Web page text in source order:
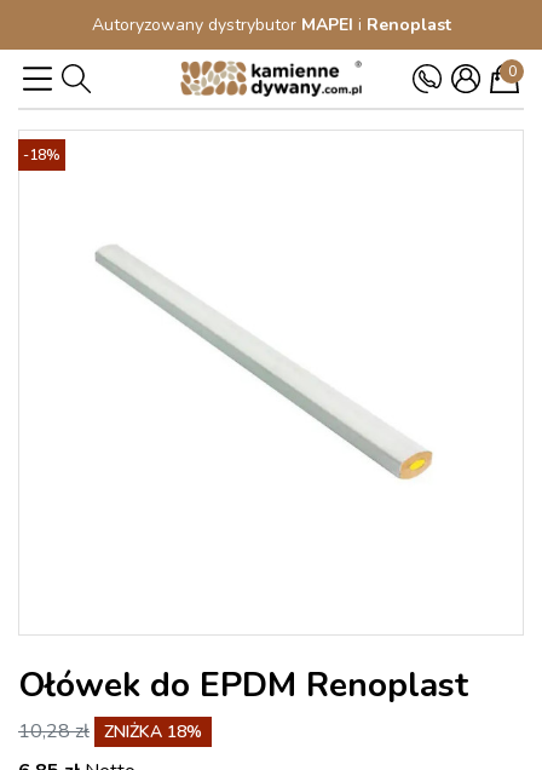
Autoryzowany dystrybutor MAPEI i Renoplast
0
-18%
Ołówek do EPDM Renoplast
10,28 zł ZNIŻKA 18%